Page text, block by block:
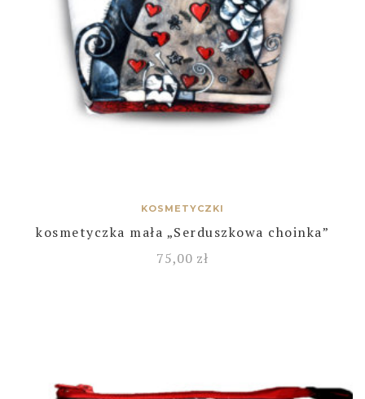
KOSMETYCZKI
kosmetyczka mała „Serduszkowa choinka”
75,00 zł